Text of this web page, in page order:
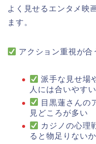
よく見せるエンタメ映
ます。
アクション重視が合
派手な見せ場
人には合いやすい
目黒蓮さんの
見どころが多い
カジノの心理
ると物足りない